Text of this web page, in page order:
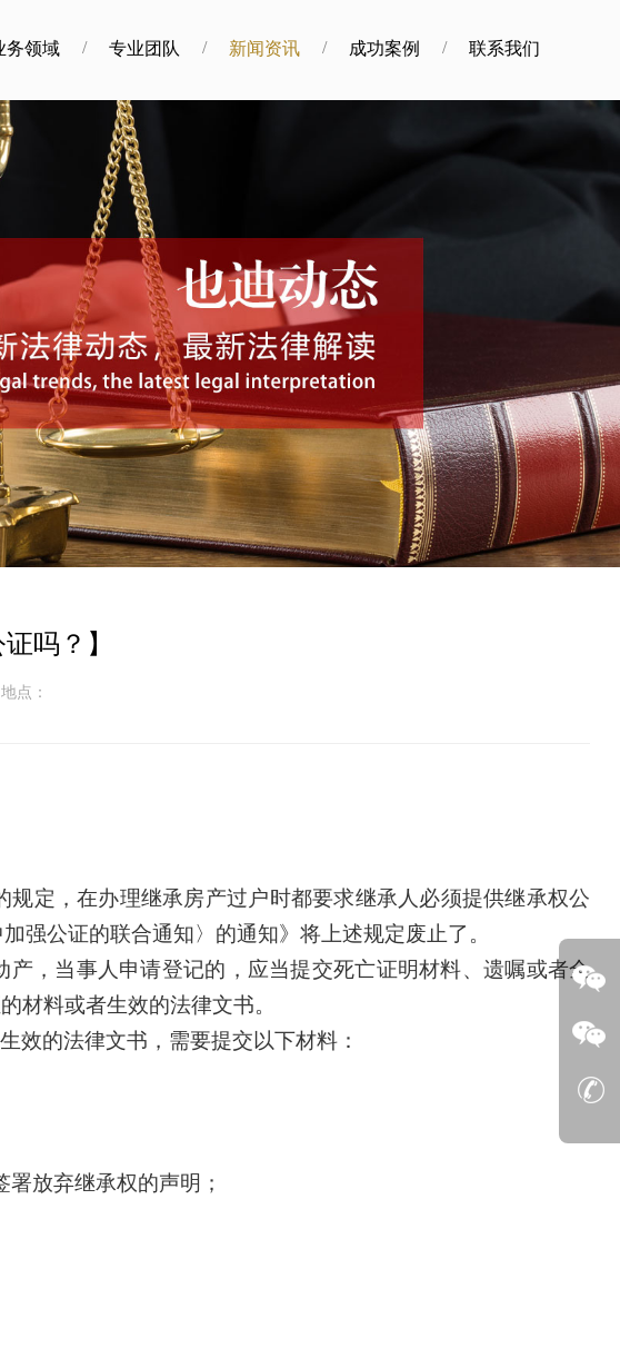
务领域 / 专业团队 / 新闻资讯 / 成功案例 / 联系我们
吗？】
地点：
定，在办理继承房产过户时都要求继承人必须提供继承权公
强公证的联合通知〉的通知》将上述规定废止了。
，当事人申请登记的，应当提交死亡证明材料、遗嘱或者全
材料或者生效的法律文书。
效的法律文书，需要提交以下材料：
署放弃继承权的声明；